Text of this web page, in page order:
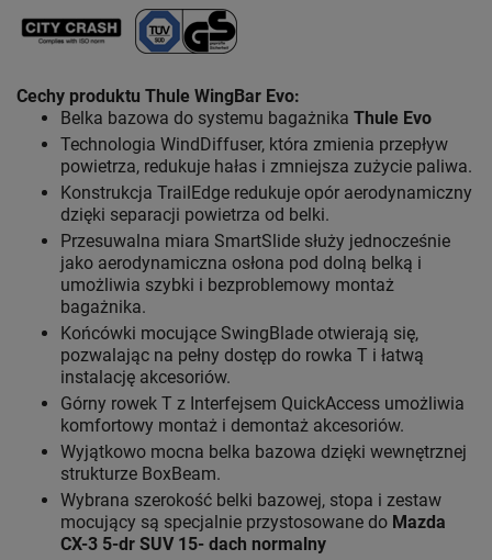
Cechy produktu Thule WingBar Evo:
Belka bazowa do systemu bagażnika Thule Evo
Technologia WindDiffuser, która zmienia przepływ
powietrza, redukuje hałas i zmniejsza zużycie paliwa.
Konstrukcja TrailEdge redukuje opór aerodynamiczny
dzięki separacji powietrza od belki.
Przesuwalna miara SmartSlide służy jednocześnie
jako aerodynamiczna osłona pod dolną belką i
umożliwia szybki i bezproblemowy montaż
bagażnika.
Końcówki mocujące SwingBlade otwierają się,
pozwalając na pełny dostęp do rowka T i łatwą
instalację akcesoriów.
Górny rowek T z Interfejsem QuickAccess umożliwia
komfortowy montaż i demontaż akcesoriów.
Wyjątkowo mocna belka bazowa dzięki wewnętrznej
strukturze BoxBeam.
Wybrana szerokość belki bazowej, stopa i zestaw
mocujący są specjalnie przystosowane do Mazda
CX-3 5-dr SUV 15- dach normalny